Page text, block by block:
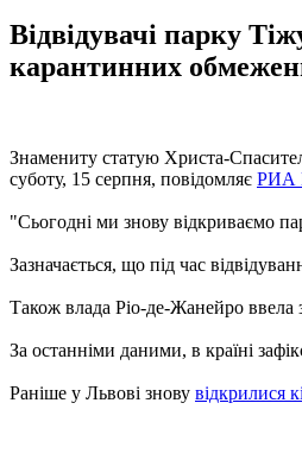
Відвідувачі парку
карантинних
Знамениту статую Христа-
суботу, 15 серпня, повідомляє РИА
"Сьогодні ми знову відкриваємо
Зазначається, що під час
Також влада Ріо-де-Жанейро ввела
За останніми даними, в країні
Раніше у Львові знову відкрилися